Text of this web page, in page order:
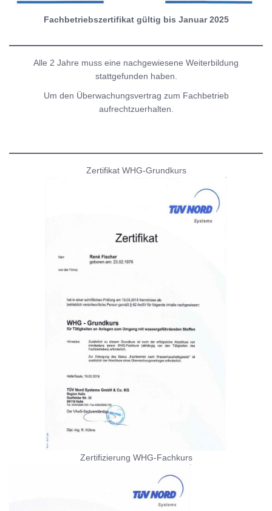
Fachbetriebszertifikat gültig bis Januar 2025
Alle 2 Jahre muss eine nachgewiesene Weiterbildung
stattgefunden haben.
Um den Überwachungsvertrag zum Fachbetrieb
aufrechtzuerhalten.
Zertifikat WHG-Grundkurs
Zertifizierung WHG-Fachkurs